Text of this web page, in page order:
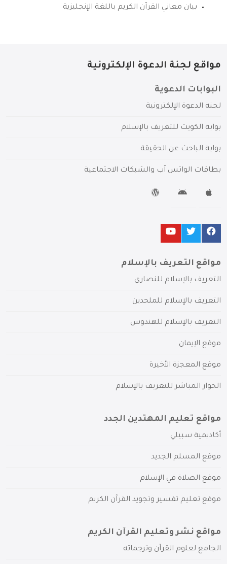
بيان معاني القرآن الكريم باللغة الإنجليزية
مواقع لجنة الدعوة الإلكترونية
البوابات الدعوية
لجنة الدعوة الإلكترونية
بوابة الكويت للتعريف بالإسلام
بوابة الباحث عن الحقيقة
بطاقات الواتس آب والشبكات الاجتماعية
مواقع التعريف بالإسلام
التعريف بالإسلام للنصارى
التعريف بالإسلام للملحدين
التعريف بالإسلام للهندوس
موقع الإيمان
موقع المعجزة الأخيرة
الحوار المباشر للتعريف بالإسلام
مواقع تعليم المهتدين الجدد
أكاديمية سبيلي
موقع المسلم الجديد
موقع الصلاة في الإسلام
موقع تعليم تفسير وتجويد القرآن الكريم
مواقع نشر وتعليم القرآن الكريم
الجامع لعلوم القرآن وترجماته